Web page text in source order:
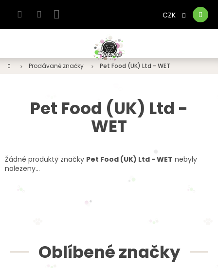
Nákupní
košík
CZK
DomůProdávané značky Pet Food (UK) Ltd - WET
Pet Food (UK) Ltd -
WET
Žádné produkty značky Pet Food (UK) Ltd - WET nebyly
nalezeny...
Oblíbené značky